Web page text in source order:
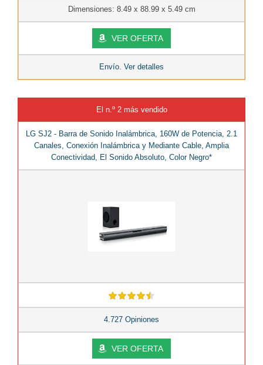
Dimensiones: 8.49 x 88.99 x 5.49 cm
VER OFERTA
Envío. Ver detalles
El n.º 2 más vendido
LG SJ2 - Barra de Sonido Inalámbrica, 160W de Potencia, 2.1
Canales, Conexión Inalámbrica y Mediante Cable, Amplia
Conectividad, El Sonido Absoluto, Color Negro*
4.727 Opiniones
VER OFERTA